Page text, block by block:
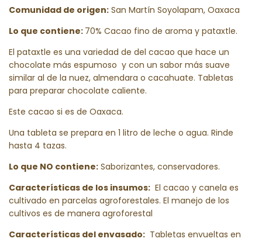
Comunidad de origen: San Martín Soyolapam, Oaxaca
Lo que contiene: 70% Cacao fino de aroma y pataxtle.
El pataxtle es una variedad de del cacao que hace un
chocolate más espumoso y con un sabor más suave
similar al de la nuez, almendara o cacahuate. Tabletas
para preparar chocolate caliente.
Este cacao si es de Oaxaca.
Una tableta se prepara en 1 litro de leche o agua. Rinde
hasta 4 tazas.
Lo que NO contiene: Saborizantes, conservadores.
Características de los insumos: El cacao y canela es
cultivado en parcelas agroforestales. El manejo de los
cultivos es de manera agroforestal
Características del envasado: Tabletas envueltas en